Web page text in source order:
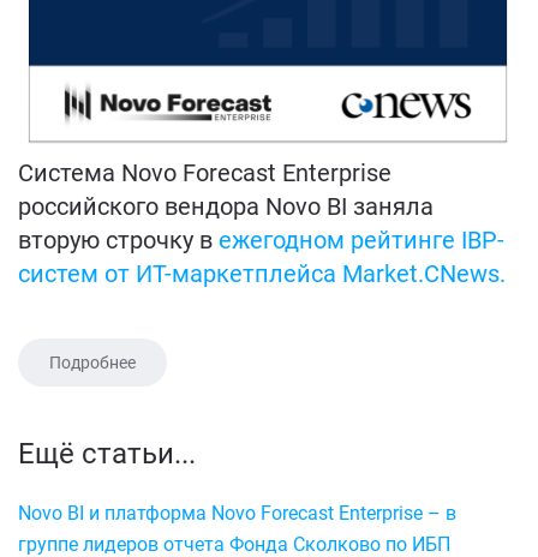
Система Novo Forecast Enterprise
российского вендора Novo BI заняла
вторую строчку в ежегодном рейтинге IBP-
систем от ИТ-маркетплейса Market.CNews.
Подробнее
Ещё статьи...
Novo BI и платформа Novo Forecast Enterprise – в
группе лидеров отчета Фонда Сколково по ИБП